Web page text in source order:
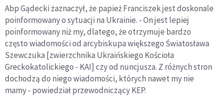
Abp Gądecki zaznaczył, że papież Franciszek jest doskonale
poinformowany o sytuacji na Ukrainie. - On jest lepiej
poinformowany niż my, dlatego, że otrzymuje bardzo
często wiadomości od arcybiskupa większego Światosława
Szewczuka [zwierzchnika Ukraińskiego Kościoła
Greckokatolickiego - KAI] czy od nuncjusza. Z różnych stron
dochodzą do niego wiadomości, których nawet my nie
mamy - powiedział przewodniczący KEP.